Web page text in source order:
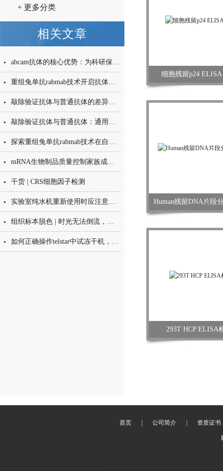
+ 更多分类
相关文章
abcam抗体的核心优势：为科研保驾护航
重组兔单抗rabmab技术开启抗体药物研发新时代
敲除验证抗体与普通抗体的差异解析
敲除验证抗体与普通抗体：通用性之辨
探索重组兔单抗rabmab技术在自身免疫性疾病治疗中的潜在价值
mRNA生物制品质量控制家族成员全新亮相
干货 | CRS细胞因子检测
实验室纯水机重新使用时应注意什么呢？
组织标本脱色 | 时光无法倒流，它可以！再来一次！
如何正确操作telstar中试冻干机，避免出现问题？
细胞残留p24
Human残留DNA片段
293T HCP ELISA
首页 公司简介 资质证书